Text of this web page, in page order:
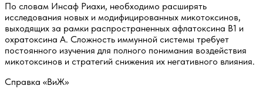
По словам Инсаф Риахи, необходимо расширять
исследования новых и модифицированных микотоксинов,
выходящих за рамки распространенных афлатоксина B1 и
охратоксина A. Сложность иммунной системы требует
постоянного изучения для полного понимания воздействия
микотоксинов и стратегий снижения их негативного влияния.
Справка «ВиЖ»